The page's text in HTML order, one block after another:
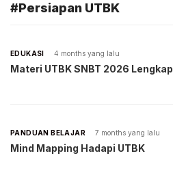
#Persiapan UTBK
EDUKASI 4 months yang lalu
Materi UTBK SNBT 2026 Lengkap
PANDUAN BELAJAR 7 months yang lalu
Mind Mapping Hadapi UTBK